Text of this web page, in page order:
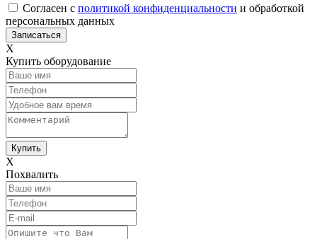
Согласен с политикой конфиденциальности и обработкой
персональных данных
Х
Купить оборудование
Х
Похвалить